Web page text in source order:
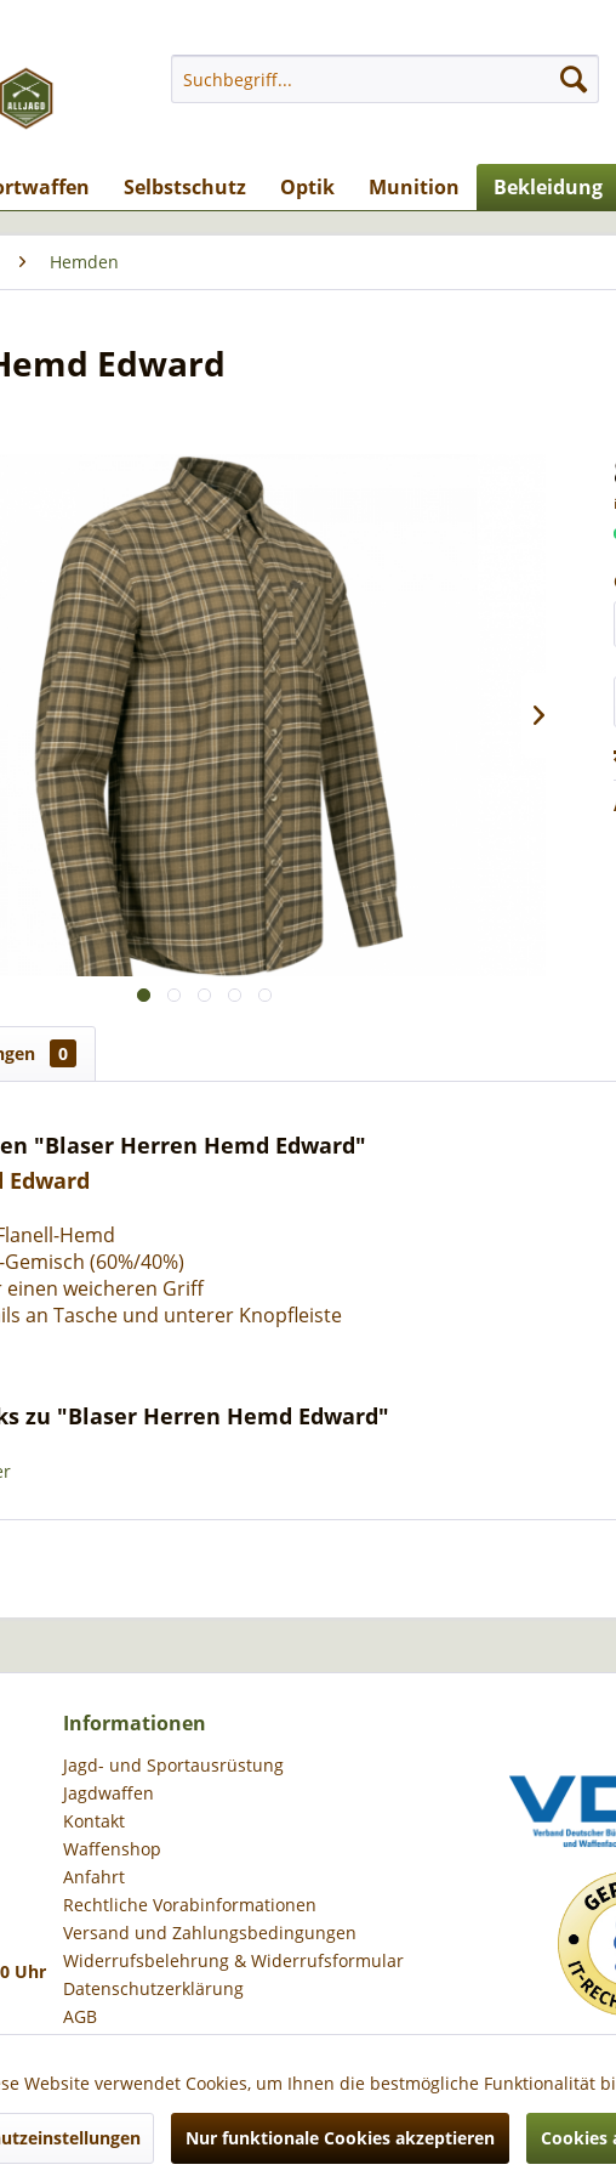
Selbstschutz Optik Munition Bekleidung
Hemden
Edward
0
"Blaser Herren Hemd Edward"
Edward
Hemd
(60%/40%)
weicheren Griff
an Tasche und unterer Knopfleiste
zu "Blaser Herren Hemd Edward"
Uhr
Informationen
Jagd- und Sportausrüstung
Jagdwaffen
Kontakt
Waffenshop
Anfahrt
Rechtliche Vorabinformationen
Versand und Zahlungsbedingungen
Widerrufsbelehrung & Widerrufsformular
Datenschutzerklärung
AGB
* Alle Preise inkl. gesetzl. Mehrwertsteuer zzgl.Versandkosten, wenn
Website verwendet Cookies, um Ihnen die bestmögliche Funktionalität
Nur funktionale Cookies akzeptieren Cookies